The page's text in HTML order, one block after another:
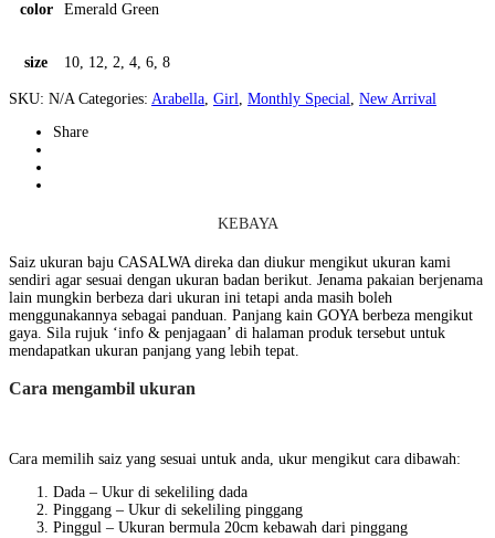
color Emerald Green
size 10, 12, 2, 4, 6, 8
SKU: N/A Categories: Arabella, Girl, Monthly Special, New Arrival
Share
KEBAYA
Saiz ukuran baju CASALWA direka dan diukur mengikut ukuran kami
sendiri agar sesuai dengan ukuran badan berikut. Jenama pakaian berjenama
lain mungkin berbeza dari ukuran ini tetapi anda masih boleh
menggunakannya sebagai panduan. Panjang kain GOYA berbeza mengikut
gaya. Sila rujuk ‘info & penjagaan’ di halaman produk tersebut untuk
mendapatkan ukuran panjang yang lebih tepat.
Cara mengambil ukuran
Cara memilih saiz yang sesuai untuk anda, ukur mengikut cara dibawah:
Dada – Ukur di sekeliling dada
Pinggang – Ukur di sekeliling pinggang
Pinggul – Ukuran bermula 20cm kebawah dari pinggang